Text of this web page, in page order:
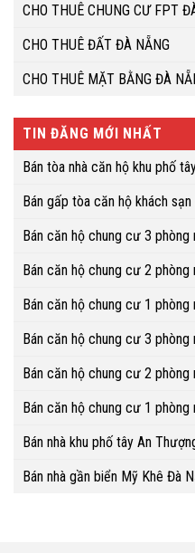
CHO THUÊ CHUNG CƯ FPT
CHO THUÊ ĐẤT ĐÀ NẴNG
CHO THUÊ MẶT BẰNG ĐÀ
TIN ĐĂNG MỚI NHẤT
Bán tòa nhà căn hộ khu phố
Bán gấp tòa căn hộ khách
Bán căn hộ chung cư 3
Bán căn hộ chung cư 2
Bán căn hộ chung cư 1
Bán căn hộ chung cư 3
Bán căn hộ chung cư 2
Bán căn hộ chung cư 1
Bán nhà khu phố tây An
Bán nhà gần biển Mỹ Khê Đà